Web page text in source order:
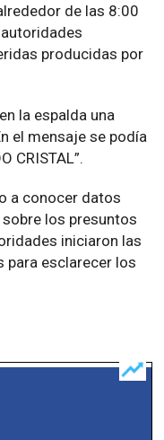
de las 8:00
producidas por
la espalda una
el mensaje se podía
CRISTAL”.
a conocer datos
los presuntos
iniciaron las
para esclarecer los